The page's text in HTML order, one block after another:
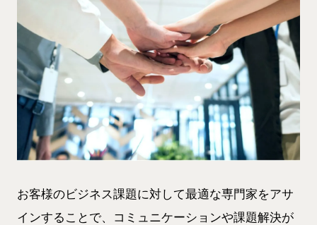
お客様のビジネス課題に対して最適な専門家をアサ
インすることで、コミュニケーションや課題解決が